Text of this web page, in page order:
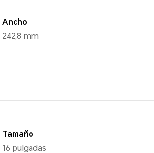
Ancho
242,8 mm
Tamaño
16 pulgadas